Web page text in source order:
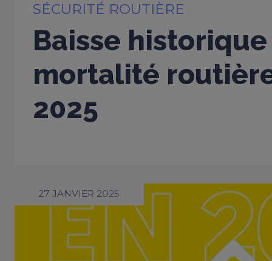
SÉCURITÉ ROUTIÈRE
Baisse
mortalité
2025
27 JANVIER 2025